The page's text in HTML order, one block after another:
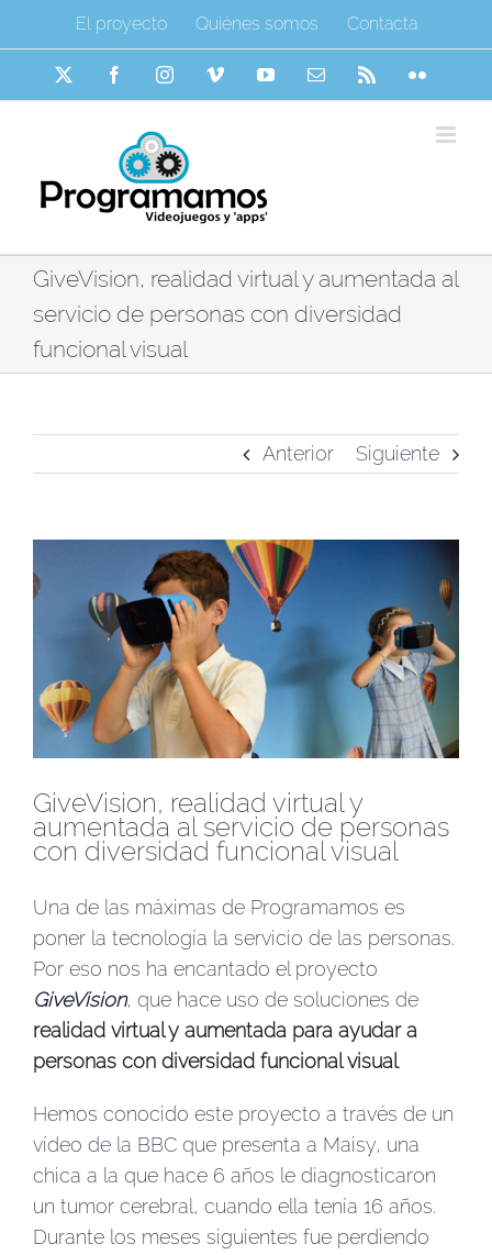
al
contenido
El proyecto Quiénes somos Contacta
FacebookInstagramVimeo YouTubeCorreo
Flickr
GiveVision, realidad virtual y aumentada al
servicio de personas con diversidad
funcional visual
Anterior Siguiente
imagen
GiveVision, realidad virtual y
aumentada al servicio de personas
con diversidad funcional visual
Una de las máximas de Programamos es
poner la tecnología la servicio de las personas.
Por eso nos ha encantado el proyecto
GiveVision, que hace uso de soluciones de
realidad virtual y aumentada para ayudar a
personas con diversidad funcional visual.
Hemos conocido este proyecto a través de un
vídeo de la BBC que presenta a Maisy, una
chica a la que hace 6 años le diagnosticaron
un tumor cerebral, cuando ella tenía 16 años.
Durante los meses siguientes fue perdiendo